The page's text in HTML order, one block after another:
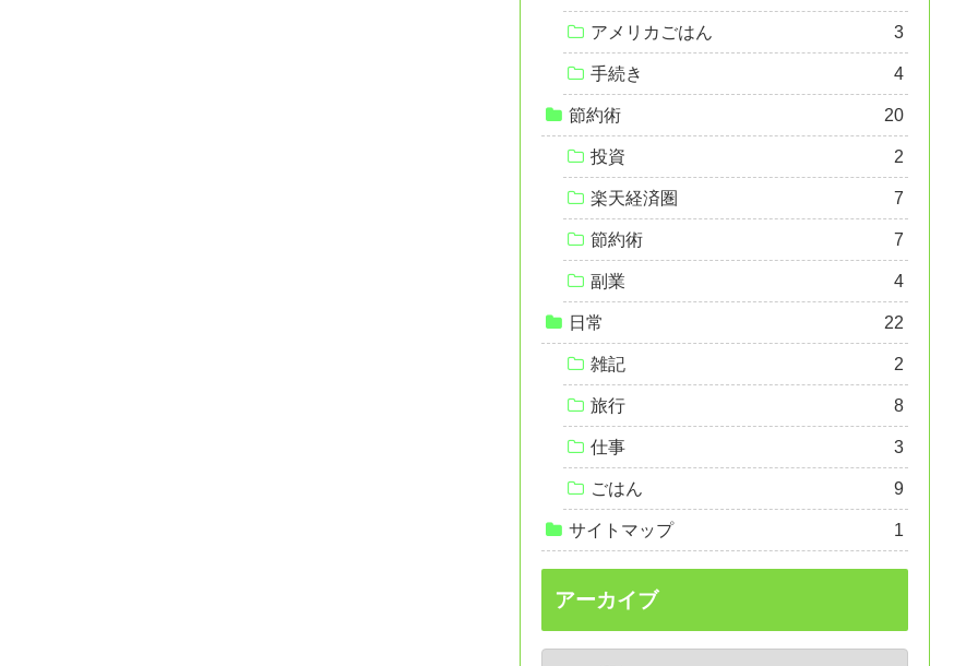
アメリカごはん 3
手続き 4
節約術 20
投資 2
楽天経済圏 7
節約術 7
副業 4
日常 22
雑記 2
旅行 8
仕事 3
ごはん 9
サイトマップ 1
アーカイブ